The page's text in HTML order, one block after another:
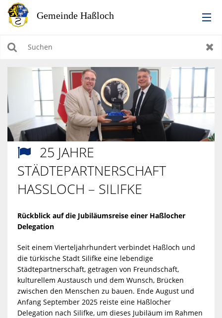
RATHAUS
LEBEN IN HASSLOCH
BILDUNG & KULTUR
WIRTSCHAFTEN, BAUEN, WOHNEN & UMWELT
TOURISMUS
Suchen

25 JAHRE
STÄDTEPARTNERSCHAFT
HASSLOCH – SILIFKE
Rückblick auf die Jubiläumsreise einer Haßlocher
Delegation
Seit einem Vierteljahrhundert verbindet Haßloch und
die türkische Stadt Silifke eine lebendige
Städtepartnerschaft, getragen von Freundschaft,
kulturellem Austausch und dem Wunsch, Brücken
zwischen den Menschen zu bauen. Ende August und
Anfang September 2025 reiste eine Haßlocher
Delegation nach Silifke, um dieses Jubiläum im Rahmen